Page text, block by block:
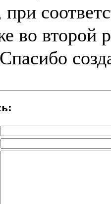
при
во второй